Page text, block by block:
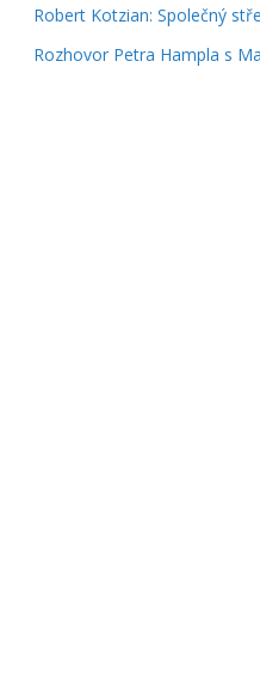
Robert Kotzian: Společný
Rozhovor Petra Hampla s